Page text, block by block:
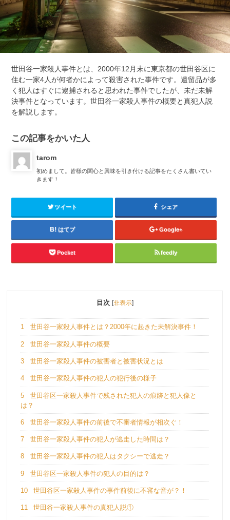
世田谷一家殺人事件とは、2000年12月末に東京都の世田谷区に
住む一家4人が何者かによって殺害された事件です。遺留品が多
く犯人はすぐに逮捕されると思われた事件でしたが、未だ未解
決事件となっています。世田谷一家殺人事件の概要と真犯人説
を解説します。
この記事をかいた人
tarom
初めまして。皆様の関心と興味を引き付ける記事をたくさん書いてい
きます！
ツイート シェア
はてブ Google+
Pocket feedly
目次 [非表示]
1 世田谷一家殺人事件とは？2000年に起きた未解決事件！
2 世田谷一家殺人事件の概要
3 世田谷一家殺人事件の被害者と被害状況とは
4 世田谷一家殺人事件の犯人の犯行後の様子
5
世田谷区一家殺人事件で残された犯人の痕跡と犯人像と
は？
6 世田谷一家殺人事件の前後で不審者情報が相次ぐ！
7 世田谷一家殺人事件の犯人が逃走した時間は？
8 世田谷一家殺人事件の犯人はタクシーで逃走？
9 世田谷区一家殺人事件の犯人の目的は？
10 世田谷区一家殺人事件の事件前後に不審な音が？！
11 世田谷一家殺人事件の真犯人説①